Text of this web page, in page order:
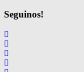
Seguinos!